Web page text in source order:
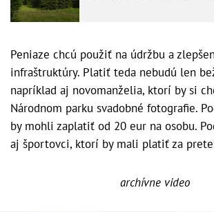
Peniaze chcú použiť na údržbu a
infraštruktúry. Platiť teda nebudú len
napríklad aj novomanželia, ktorí by si
Národnom parku svadobné fotografie.
by mohli zaplatiť od 20 eur na osobu.
aj športovci, ktorí by mali platiť za
archívne video